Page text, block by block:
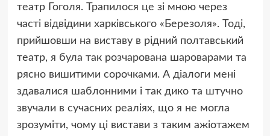
театр Гоголя. Трапилося це зі мною через
часті відвідини харківського «Березоля». Тоді,
прийшовши на виставу в рідний полтавський
театр, я була так розчарована шароварами та
рясно вишитими сорочками. А діалоги мені
здавалися шаблонними і так дико та штучно
звучали в сучасних реаліях, що я не могла
зрозуміти, чому ці вистави з таким ажіотажем